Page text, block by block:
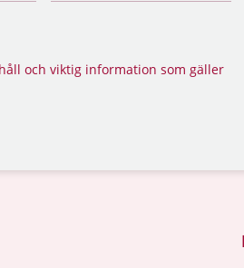
och viktig information som gäller